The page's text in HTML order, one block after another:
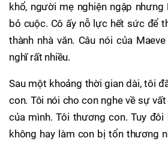
khổ, người mẹ nghiện ngập
bỏ cuộc. Cô ấy nỗ lực hết sức để
thành nhà văn. Câu nói của
nghĩ rất nhiều.
Sau một khoảng thời gian dài, tôi
con. Tôi nói cho con nghe về sự
của mình. Tôi thương con. Tuy
không hay làm con bị tổn thương